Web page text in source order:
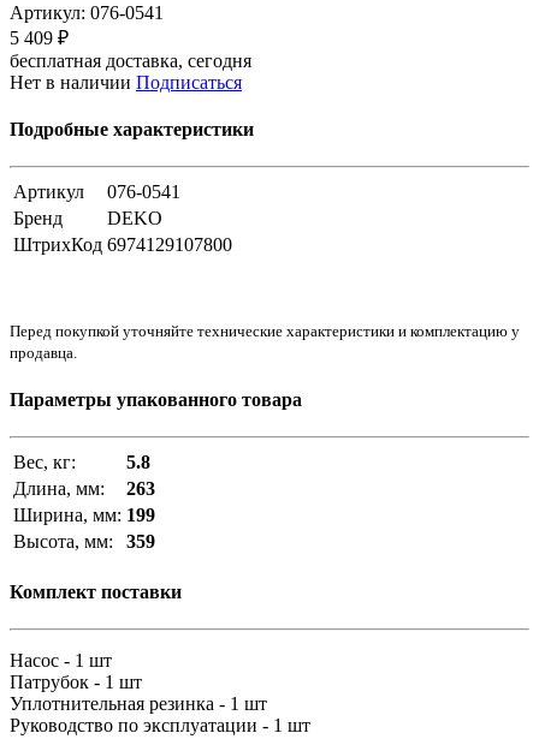
Артикул: 076-0541
5 409 ₽
бесплатная доставка, сегодня
Нет в наличии Подписаться
Подробные характеристики
Артикул
076-0541
Бренд
DEKO
ШтрихКод 6974129107800
Перед покупкой уточняйте технические характеристики и комплектацию у
продавца.
Параметры упакованного товара
Вес, кг:
5.8
Длина, мм:
263
Ширина, мм: 199
Высота, мм:
359
Комплект поставки
Насос - 1 шт
Патрубок - 1 шт
Уплотнительная резинка - 1 шт
Руководство по эксплуатации - 1 шт